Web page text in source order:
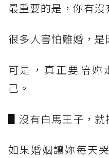
最重要的是，你有沒
很多人害怕離婚，是
可是，真正要陪妳
己。
▋沒有白馬王子，就
如果婚姻讓妳每天